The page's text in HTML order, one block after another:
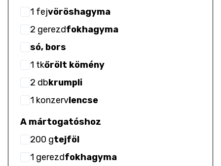
1 fejvöröshagyma
2 gerezdfokhagyma
só, bors
1 tkőrölt kömény
2 dbkrumpli
1 konzervlencse
A mártogatóshoz
200 gtejföl
1 gerezdfokhagyma